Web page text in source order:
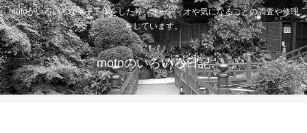
motoがいろいろな電子工作をしたり、オーディオや気になることの調査や修理
をしています。
motoのいろいろ日記